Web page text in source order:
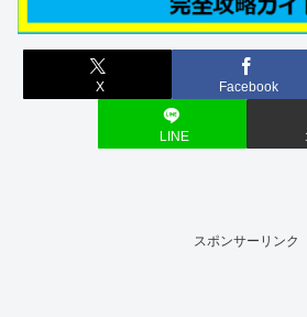
X Facebook
LINE
スポンサーリンク